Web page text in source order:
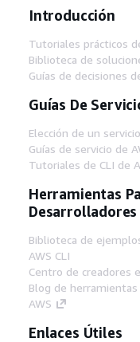
Introducción
Tutoriales prácticos
Biblioteca de
Guías de decisiones
Guías De
Elección de un
Guías de servicio de
Tutoriales de CLI de
Herramientas
Desarrolladores
Biblioteca de
AWS CLI
Centro de creadores
Blog de
AWS
Enlaces Útiles